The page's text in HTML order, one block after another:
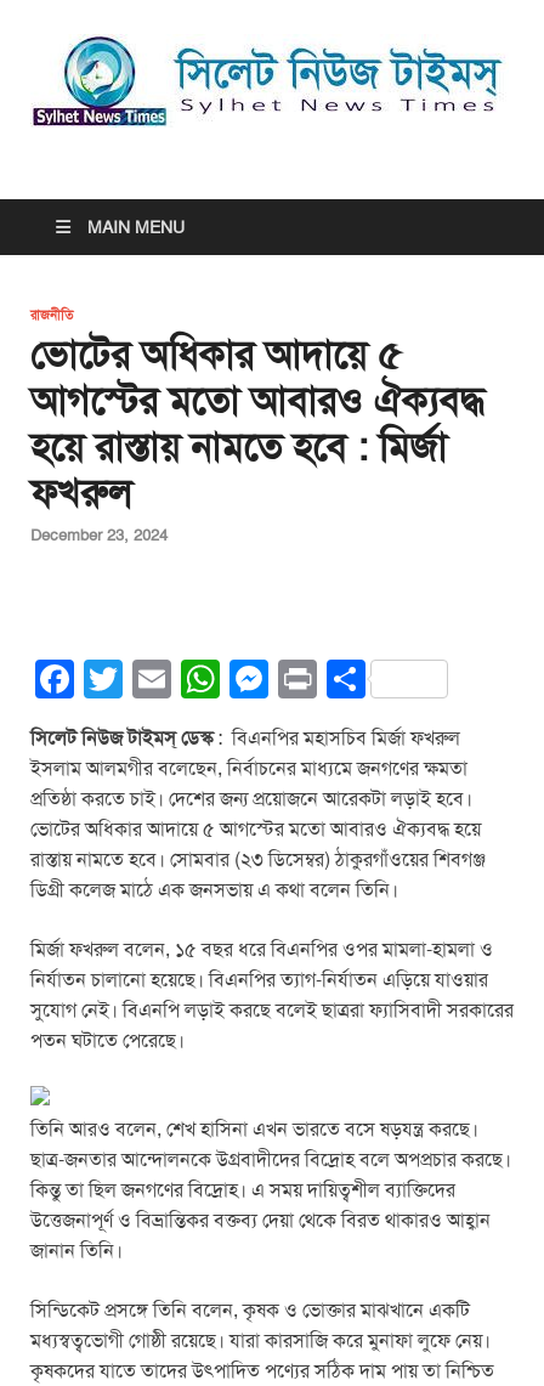
সিলেট নিউজ টাইমস্ | Sylhet
News Times
MAIN MENU
রাজনীতি
ভোটের অধিকার আদায়ে ৫
আগস্টের মতো আবারও ঐক্যবদ্ধ
হয়ে রাস্তায় নামতে হবে : মির্জা
ফখরুল
December 23, 2024
F
a
c
e
b
o
o
k
T
wi
tt
er
E
m
ail
W
h
at
s
A
p
p
M
e
ss
e
n
g
er
Pr
in
t
S
h
ar
e
সিলেট নিউজ টাইমস্ ডেস্ক: বিএনপির মহাসচিব মির্জা ফখরুল
ইসলাম আলমগীর বলেছেন, নির্বাচনের মাধ্যমে জনগণের ক্ষমতা
প্রতিষ্ঠা করতে চাই। দেশের জন্য প্রয়োজনে আরেকটা লড়াই হবে।
ভোটের অধিকার আদায়ে ৫ আগস্টের মতো আবারও ঐক্যবদ্ধ হয়ে
রাস্তায় নামতে হবে। সোমবার (২৩ ডিসেম্বর) ঠাকুরগাঁওয়ের শিবগঞ্জ
ডিগ্রী কলেজ মাঠে এক জনসভায় এ কথা বলেন তিনি।
মির্জা ফখরুল বলেন, ১৫ বছর ধরে বিএনপির ওপর মামলা-হামলা ও
নির্যাতন চালানো হয়েছে। বিএনপির ত্যাগ-নির্যাতন এড়িয়ে যাওয়ার
সুযোগ নেই। বিএনপি লড়াই করছে বলেই ছাত্ররা ফ্যাসিবাদী সরকারের
পতন ঘটাতে পেরেছে।
তিনি আরও বলেন, শেখ হাসিনা এখন ভারতে বসে ষড়যন্ত্র করছে।
ছাত্র-জনতার আন্দোলনকে উগ্রবাদীদের বিদ্রোহ বলে অপপ্রচার করছে।
কিন্তু তা ছিল জনগণের বিদ্রোহ। এ সময় দায়িত্বশীল ব্যাক্তিদের
উত্তেজনাপূর্ণ ও বিভ্রান্তিকর বক্তব্য দেয়া থেকে বিরত থাকারও আহ্বান
জানান তিনি।
সিন্ডিকেট প্রসঙ্গে তিনি বলেন, কৃষক ও ভোক্তার মাঝখানে একটি
মধ্যস্বত্বভোগী গোষ্ঠী রয়েছে। যারা কারসাজি করে মুনাফা লুফে নেয়।
কৃষকদের যাতে তাদের উৎপাদিত পণ্যের সঠিক দাম পায় তা নিশ্চিত